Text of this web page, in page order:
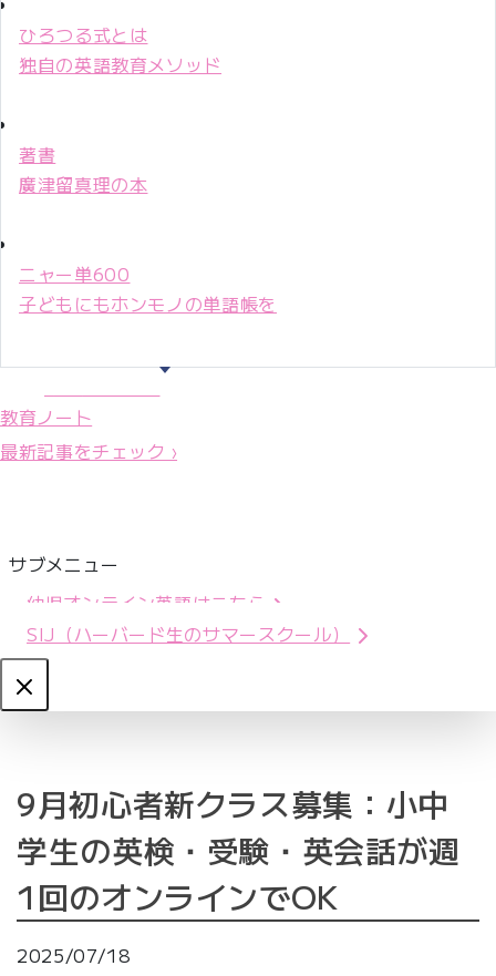
ひろつる式とは
独自の英語教育メソッド
著書
廣津留真理の本
ニャー単600
子どもにもホンモノの単語帳を
教育ノート
最新記事をチェック ›
サブメニュー
幼児オンライン英語はこちら
SIJ（ハーバード生のサマースクール）
Close
9月初心者新クラス募集：小中
学生の英検・受験・英会話が週
1回のオンラインでOK
2025/07/18